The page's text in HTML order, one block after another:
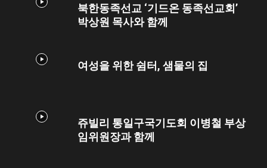
북한동족선교 ‘기드온 동족선교회’
박상원 목사와 함께
여성을 위한 쉼터, 샘물의 집
쥬빌리 통일구국기도회 이병철 부상
임위원장과 함께